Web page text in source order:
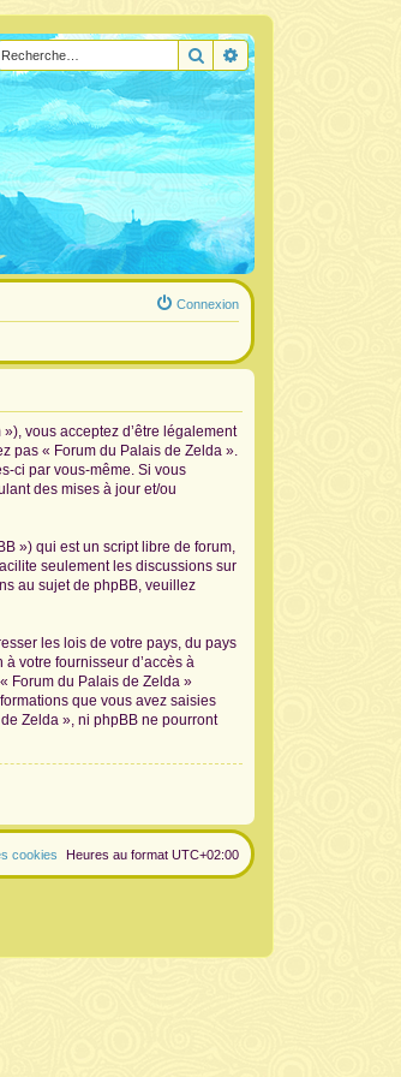
RechercherRecherche avancée
Connexion
vous acceptez d’être légalement
pas « Forum du Palais de Zelda ».
ci par vous-même. Si vous
des mises à jour et/ou
») qui est un script libre de forum,
seulement les discussions sur
au sujet de phpBB, veuillez
les lois de votre pays, du pays
votre fournisseur d’accès à
Forum du Palais de Zelda »
que vous avez saisies
Zelda », ni phpBB ne pourront
Heures au format UTC+02:00
cookies